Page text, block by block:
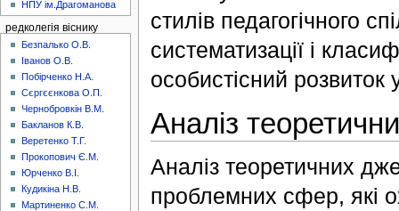
стилів педагогічного
систематизації і
особистісний розвиток
Аналіз
Аналіз теоретичних
проблемних сфер, які
НПУ ім.Драгоманова
редколегія віснику
Безпалько О.В.
Іванов О.В.
Побірченко Н.А.
Сєргєєнкова О.П.
Чернобровкін В.М.
Бакланов К.В.
Веретенко Т.Г.
Прокопович Є.М.
Юрченко В.І.
Кудикіна Н.В.
Мартиненко С.М.